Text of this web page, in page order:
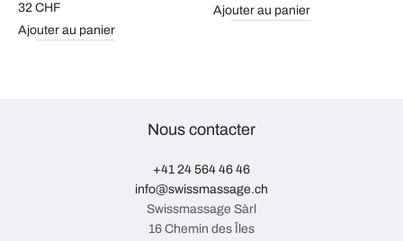
32 CHF
Ajouter au panier
Ajouter au panier
Nous contacter
+41 24 564 46 46
info@swissmassage.ch
Swissmassage Sàrl
16 Chemin des Îles